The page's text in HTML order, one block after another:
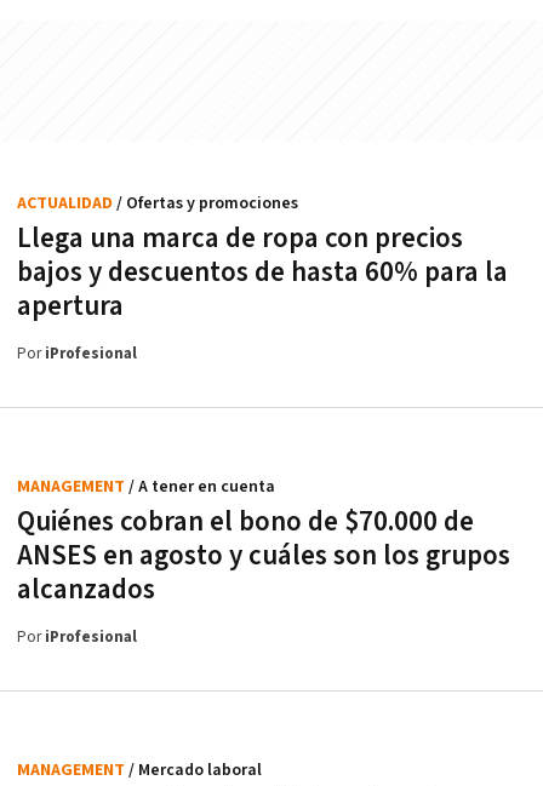
Llega una marca de ropa con precios
bajos y descuentos de hasta 60% para la
apertura
ACTUALIDAD / Ofertas y promociones
PoriProfesional
Quiénes cobran el bono de $70.000 de
ANSES en agosto y cuáles son los grupos
alcanzados
MANAGEMENT / A tener en cuenta
PoriProfesional
MANAGEMENT / Mercado laboral